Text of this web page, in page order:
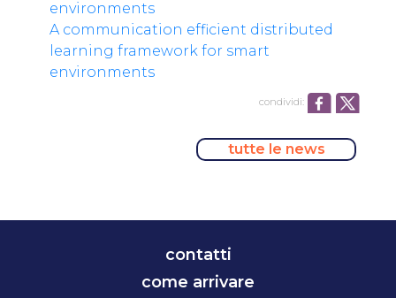
environments
A communication efficient distributed
learning framework for smart
environments
condividi:
tutte le news
contatti
come arrivare